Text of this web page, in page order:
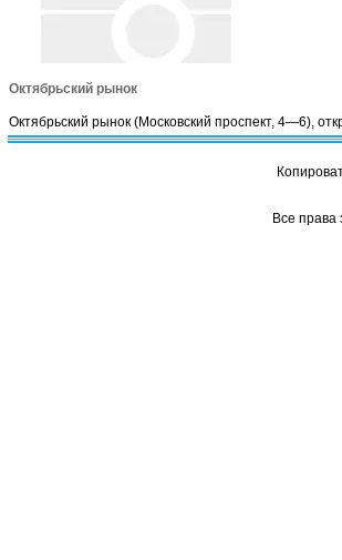
Октябрьский рынок
Октябрьский рынок (Московский проспект, 4—6),
Все